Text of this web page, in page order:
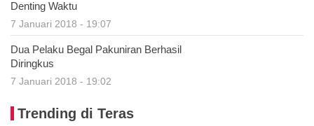
Denting Waktu
7 Januari 2018 - 19:07
Dua Pelaku Begal Pakuniran Berhasil
Diringkus
7 Januari 2018 - 19:02
Trending di Teras